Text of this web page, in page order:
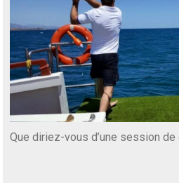
Que diriez-vous d’une session